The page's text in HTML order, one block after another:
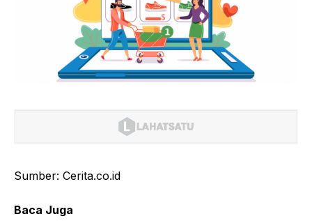
Sumber: Cerita.co.id
Baca Juga